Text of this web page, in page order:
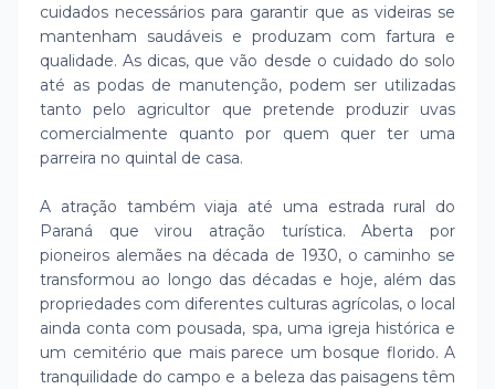
cuidados necessários para garantir que as videiras se
mantenham saudáveis e produzam com fartura e
qualidade. As dicas, que vão desde o cuidado do solo
até as podas de manutenção, podem ser utilizadas
tanto pelo agricultor que pretende produzir uvas
comercialmente quanto por quem quer ter uma
parreira no quintal de casa.
A atração também viaja até uma estrada rural do
Paraná que virou atração turística. Aberta por
pioneiros alemães na década de 1930, o caminho se
transformou ao longo das décadas e hoje, além das
propriedades com diferentes culturas agrícolas, o local
ainda conta com pousada, spa, uma igreja histórica e
um cemitério que mais parece um bosque florido. A
tranquilidade do campo e a beleza das paisagens têm